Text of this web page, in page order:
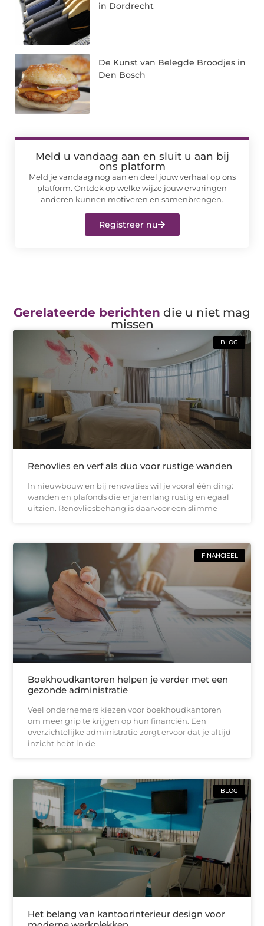
in Dordrecht
De Kunst van Belegde Broodjes in
Den Bosch
Meld u vandaag aan en sluit u aan bij
ons platform
Meld je vandaag nog aan en deel jouw verhaal op ons
platform. Ontdek op welke wijze jouw ervaringen
anderen kunnen motiveren en samenbrengen.
Registreer nu
Gerelateerde berichten die u niet mag
missen
BLOG
Renovlies en verf als duo voor rustige wanden
In nieuwbouw en bij renovaties wil je vooral één ding:
wanden en plafonds die er jarenlang rustig en egaal
uitzien. Renovliesbehang is daarvoor een slimme
FINANCIEEL
Boekhoudkantoren helpen je verder met een
gezonde administratie
Veel ondernemers kiezen voor boekhoudkantoren
om meer grip te krijgen op hun financiën. Een
overzichtelijke administratie zorgt ervoor dat je altijd
inzicht hebt in de
BLOG
Het belang van kantoorinterieur design voor